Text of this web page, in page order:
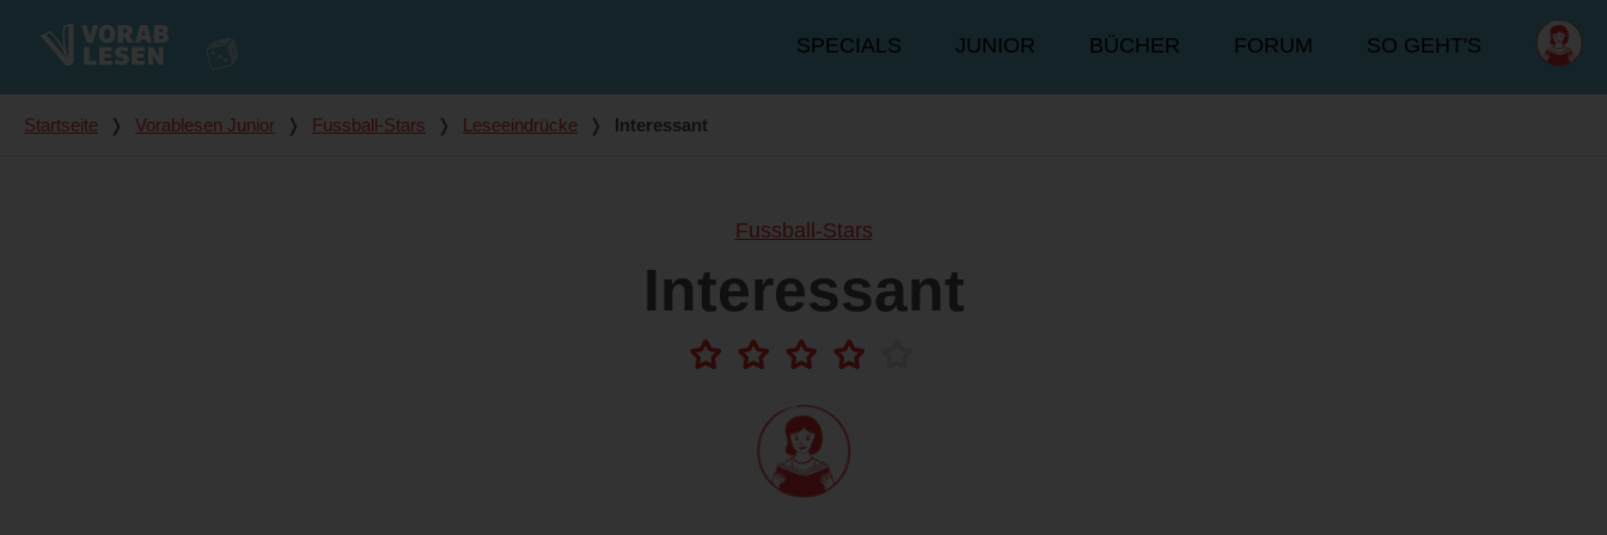
Hauptmenü
SPECIALS JUNIOR BÜCHER FORUM SO GEHT'S
Du bist hier
Startseite ❭ Vorablesen Junior ❭ Fussball-Stars ❭ Leseeindrücke ❭ Interessant
Fussball-Stars
Interessant